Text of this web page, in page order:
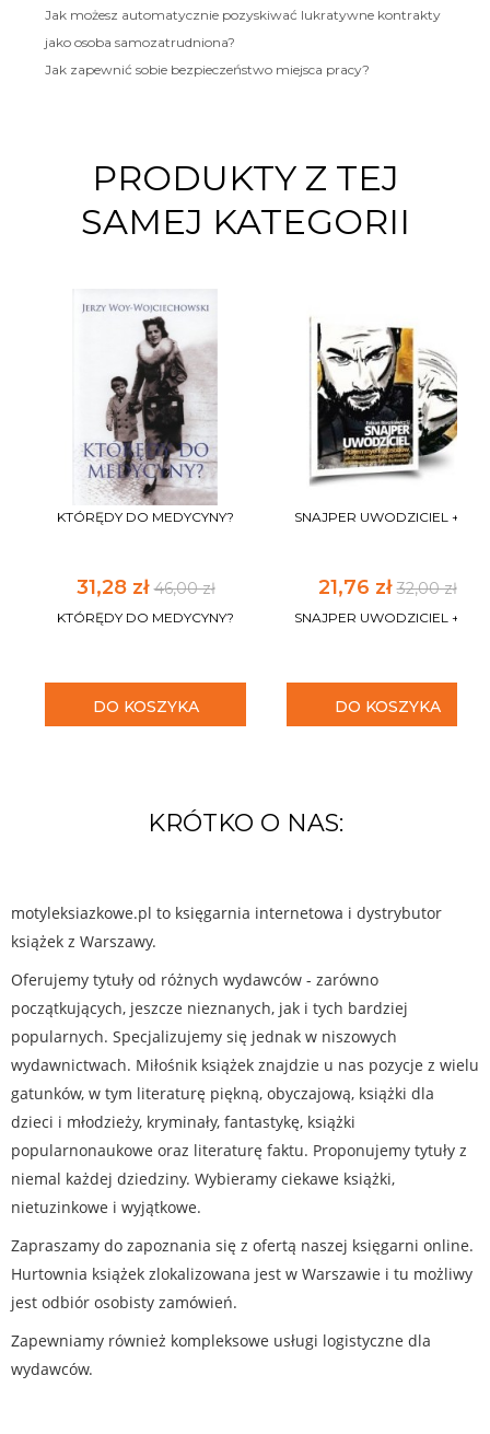
Jak możesz automatycznie pozyskiwać lukratywne kontrakty
jako osoba samozatrudniona?
Jak zapewnić sobie bezpieczeństwo miejsca pracy?
PRODUKTY Z TEJ
SAMEJ KATEGORII
KTÓRĘDY DO MEDYCYNY?
31,28 zł46,00 zł
KTÓRĘDY DO MEDYCYNY?
DO KOSZYKA
SNAJPER UWODZICIEL +CD
21,76 zł32,00 zł
SNAJPER UWODZICIEL +CD
DO KOSZYKA
KRÓTKO O NAS:
motyleksiazkowe.pl to księgarnia internetowa i dystrybutor
książek z Warszawy.
Oferujemy tytuły od różnych wydawców - zarówno
początkujących, jeszcze nieznanych, jak i tych bardziej
popularnych. Specjalizujemy się jednak w niszowych
wydawnictwach. Miłośnik książek znajdzie u nas pozycje z wielu
gatunków, w tym literaturę piękną, obyczajową, książki dla
dzieci i młodzieży, kryminały, fantastykę, książki
popularnonaukowe oraz literaturę faktu. Proponujemy tytuły z
niemal każdej dziedziny. Wybieramy ciekawe książki,
nietuzinkowe i wyjątkowe.
Zapraszamy do zapoznania się z ofertą naszej księgarni online.
Hurtownia książek zlokalizowana jest w Warszawie i tu możliwy
jest odbiór osobisty zamówień.
Zapewniamy również kompleksowe usługi logistyczne dla
wydawców.